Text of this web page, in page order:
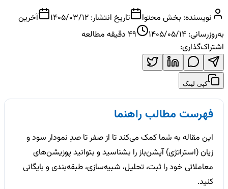
نویسنده: بخش محتوا تاریخ انتشار: 1405/03/12
آخرین
به‌روزرسانی: 1405/05/14
49 دقیقه مطالعه
اشتراک‌گذاری:
کپی لینک
فهرست مطالب راهنما
این مقاله به شما کمک می‌کند تا از صفر تا صدِ نمودار سود و
زیان (استراتژی) آپشن‌باز را بشناسید و بتوانید پوزیشن‌های
معاملاتی خود را ثبت، تحلیل، شبیه‌سازی، طبقه‌بندی و بایگانی
کنید.